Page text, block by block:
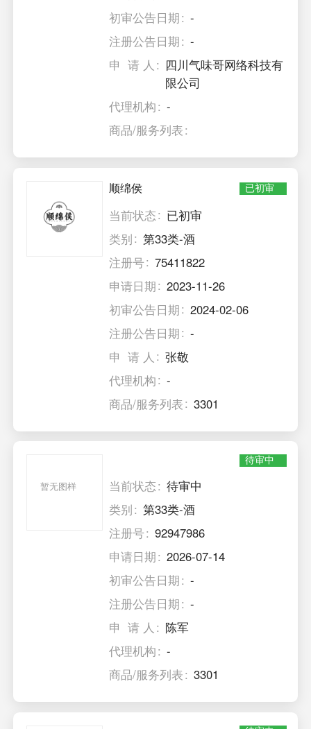
初审公告日期
-
注册公告日期
-
申 请 人
四川气味哥网络科技有
限公司
代理机构
-
商品/服务列表
顺绵侯 已初审
当前状态
已初审
类别
第33类-酒
注册号
75411822
申请日期
2023-11-26
初审公告日期
2024-02-06
注册公告日期
-
申 请 人
张敬
代理机构
-
商品/服务列表
3301
暂无图样
待审中
当前状态
待审中
类别
第33类-酒
注册号
92947986
申请日期
2026-07-14
初审公告日期
-
注册公告日期
-
申 请 人
陈军
代理机构
-
商品/服务列表
3301